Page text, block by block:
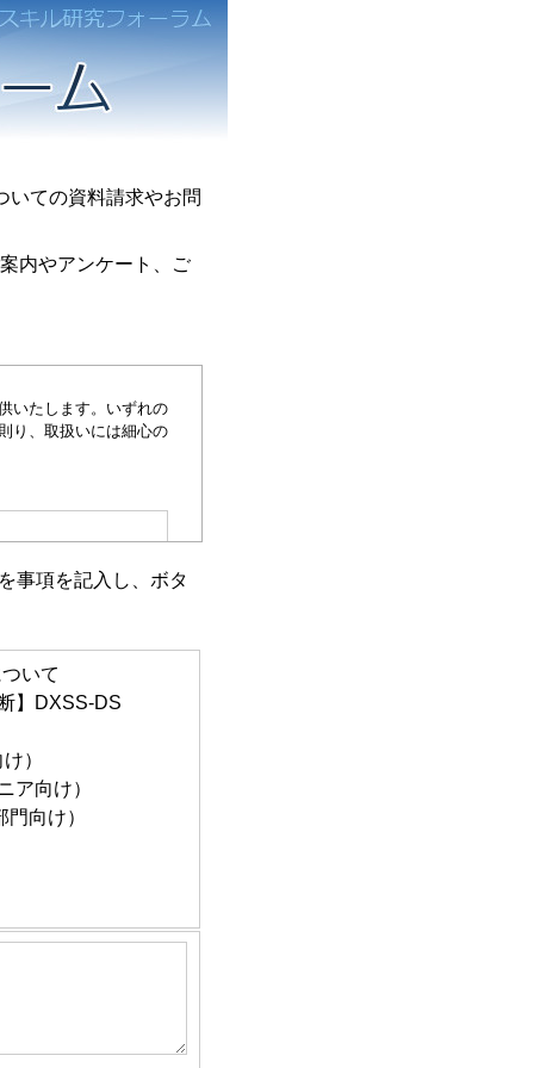
ての資料請求やお問
内やアンケート、ご
いたします。いずれの
り、取扱いには細心の
スを開発するため
けするため
のため
スを開発するため
届けするため
し、全国平均値と
、調査結果として
事項を記入し、ボタ
いて
】DXSS-DS
）
ア向け）
向け）